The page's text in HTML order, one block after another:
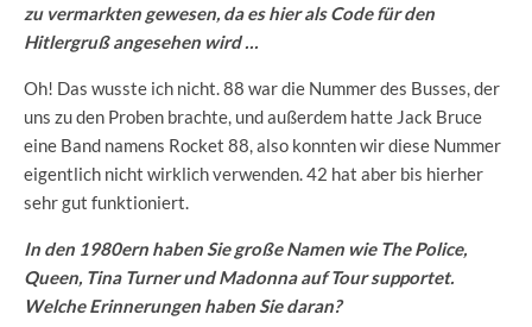
zu vermarkten gewesen, da es hier als Code für den
Hitlergruß angesehen wird …
Oh! Das wusste ich nicht. 88 war die Nummer des Busses, der
uns zu den Proben brachte, und außerdem hatte Jack Bruce
eine Band namens Rocket 88, also konnten wir diese Nummer
eigentlich nicht wirklich verwenden. 42 hat aber bis hierher
sehr gut funktioniert.
In den 1980ern haben Sie große Namen wie The Police,
Queen, Tina Turner und Madonna auf Tour supportet.
Welche Erinnerungen haben Sie daran?